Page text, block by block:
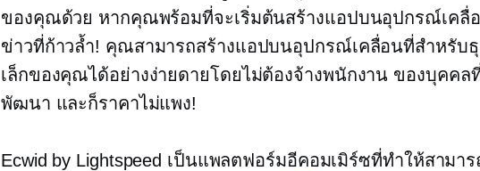
ของคุณด้วย หากคุณพร้อมที่จะเริ่มต้นสร้างแอปบนอุปกรณ์เคลื่อ
ข่าวที่ก้าวล้ำ! คุณสามารถสร้างแอปบนอุปกรณ์เคลื่อนที่สำหรับ
เล็กของคุณได้อย่างง่ายดายโดยไม่ต้องจ้างพนักงาน ของบุคคล
พัฒนา และก็ราคาไม่แพง!
Ecwid by Lightspeed เป็นแพลตฟอร์มอีคอมเมิร์ซที่ทำให้สามา